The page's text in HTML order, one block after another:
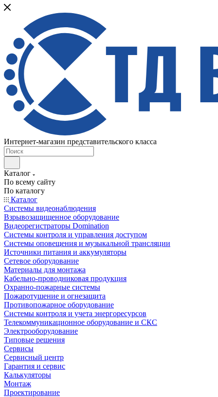
Интернет-магазин представительского класса
Каталог
По всему сайту
По каталогу
Каталог
Системы видеонаблюдения
Взрывозащищенное оборудование
Видеорегистраторы Domination
Системы контроля и управления доступом
Системы оповещения и музыкальной трансляции
Источники питания и аккумуляторы
Сетевое оборудование
Материалы для монтажа
Кабельно-проводниковая продукция
Охранно-пожарные системы
Пожаротушение и огнезащита
Противопожарное оборудование
Системы контроля и учета энергоресурсов
Телекоммуникационное оборудование и СКС
Электрооборудование
Типовые решения
Сервисы
Сервисный центр
Гарантия и сервис
Калькуляторы
Монтаж
Проектирование